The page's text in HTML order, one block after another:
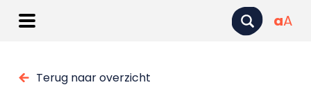
aA
Terug naar overzicht